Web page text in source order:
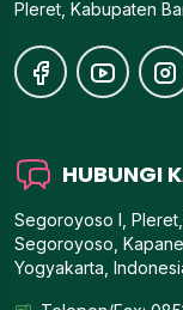
Pleret, Kabupaten
HUBUNGI
Segoroyoso I,
Segoroyoso,
Yogyakarta,